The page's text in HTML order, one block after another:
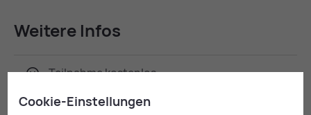
Wei­te­re In­fos
Teil­nah­me kos­ten­los
Cookie-Einstellungen